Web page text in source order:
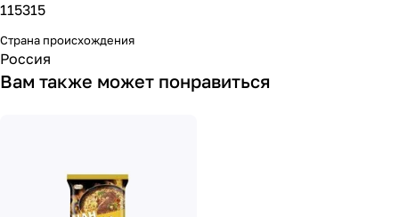
115315
Страна происхождения
Россия
Вам также может понравиться